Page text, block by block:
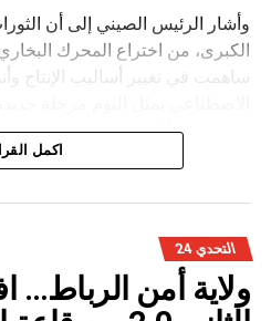
وأشار الرئيس الصيني إلى أن
الكبرى، من اختراع المحرك البخاري
ساهمت في تغيير أساليب الإنتاج
تحمل فرصاً كبيرة، لكنها تفرض
وأوضح شي جينبينغ أن تطوير
على أربعة مبادئ أساسية، تتمثل في
التنمية المدفوعة بالابتكار، وتعزيز
استخدام التكنولوجيا بشكل
والثقافات، إضافة إلى تعزيز
اكمل
التحدي 24
ولاية أمن الرباط…